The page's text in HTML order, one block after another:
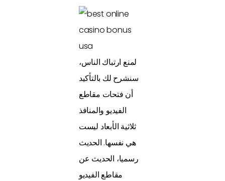
لمنع ارتباك الناس،
سنشرح لك بالتأكيد
أن فتحات مقاطع
الفيديو والمنافذ
ثلاثية الأبعاد ليست
هي نفسها. الحديث
رسميا، الحديث عن
مقاطع الفيديو